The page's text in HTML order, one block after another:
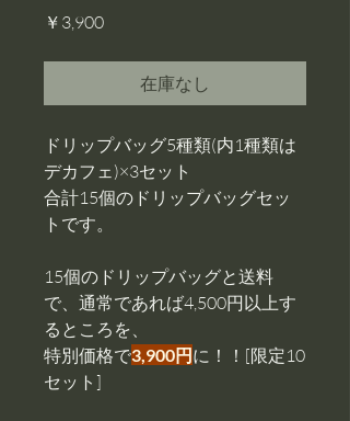
￥3,900価
在庫なし
ドリップバッグ5種類(内1種類は
デカフェ)×3セット
合計15個のドリップバッグセッ
トです。
15個のドリップバッグと送料
で、通常であれば4,500円以上す
るところを、
特別価格で3,900円に！！[限定10
セット]